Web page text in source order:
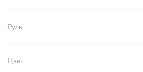
Руль
Цвет